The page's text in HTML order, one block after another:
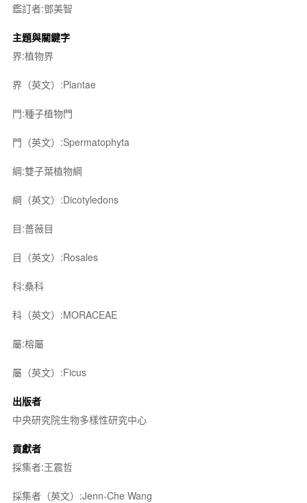
鑑訂者:鄧美智
主題與關鍵字
界:植物界
界（英文）:Plantae
門:種子植物門
門（英文）:Spermatophyta
綱:雙子葉植物綱
綱（英文）:Dicotyledons
目:薔薇目
目（英文）:Rosales
科:桑科
科（英文）:MORACEAE
屬:榕屬
屬（英文）:Ficus
出版者
中央研究院生物多樣性研究中心
貢獻者
採集者:王震哲
採集者（英文）:Jenn-Che Wang